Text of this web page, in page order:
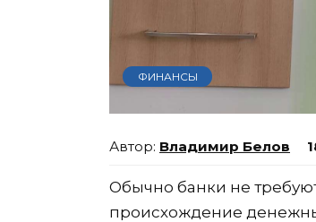
ФИНАНСЫ
Владимир Белов
Обычно банки не
происхождение